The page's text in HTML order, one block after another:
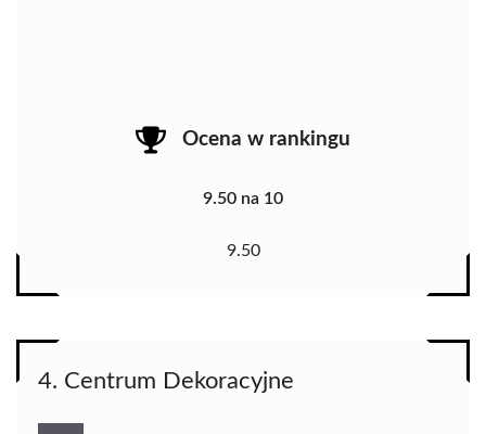
Ocena w rankingu
9.50 na 10
9.50
4. Centrum Dekoracyjne